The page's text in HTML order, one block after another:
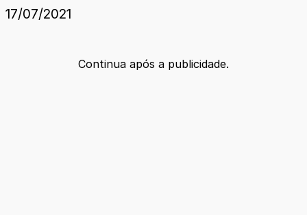
17/07/2021
Continua após a publicidade.